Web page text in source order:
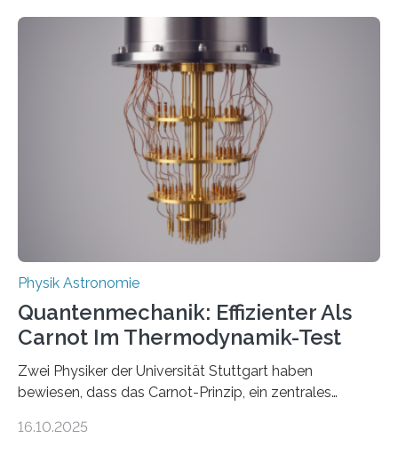
werden schnell weiterentwickelt. Dies ist der Alltag in
der Forschung der Quantentheorie, die dieses Jahr 100
Jahre alt geworden ist, weshalb die UNESCO 2025 zum
Internationalen Jahr der Quantenwissenschaft und -
technologie ausgerufen hat. Doch nun hat eine
internationale Forschungsgruppe um den
Physik Astronomie
Quantenmechanik: Effizienter Als
Carnot Im Thermodynamik-Test
Zwei Physiker der Universität Stuttgart haben
bewiesen, dass das Carnot-Prinzip, ein zentrales
Größenordnung von Atomen gilt, deren physikalische
16.10.2025